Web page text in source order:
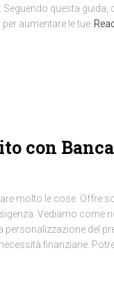
questa guida,
aumentare le tue
con Banca
molto le cose. Offre
Vediamo come
personalizzazione del
finanziarie.